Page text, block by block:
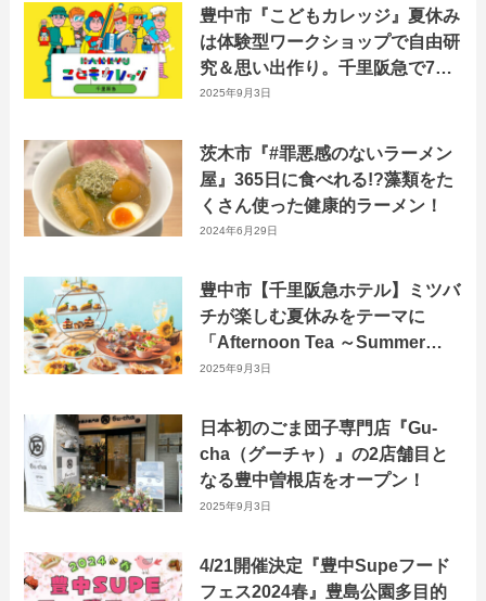
豊中市『こどもカレッジ』夏休み
は体験型ワークショップで自由研
究＆思い出作り。千里阪急で7月
31日(水)から開催！
2025年9月3日
茨木市『#罪悪感のないラーメン
屋』365日に食べれる!?藻類をた
くさん使った健康的ラーメン！
2024年6月29日
豊中市【千里阪急ホテル】ミツバ
チが楽しむ夏休みをテーマに
「Afternoon Tea ～Summer
Beecation～」が7月1日より販売
2025年9月3日
日本初のごま団子専門店『Gu-
cha（グーチャ）』の2店舗目と
なる豊中曽根店をオープン！
2025年9月3日
4/21開催決定『豊中Supeフード
フェス2024春』豊島公園多目的